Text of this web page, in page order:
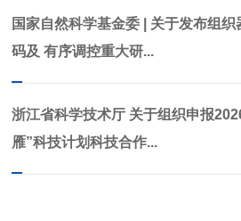
国家自然科学基金委 | 关于发布组
码及 有序调控重大研...
浙江省科学技术厅 关于组织申报
雁”科技计划科技合作...